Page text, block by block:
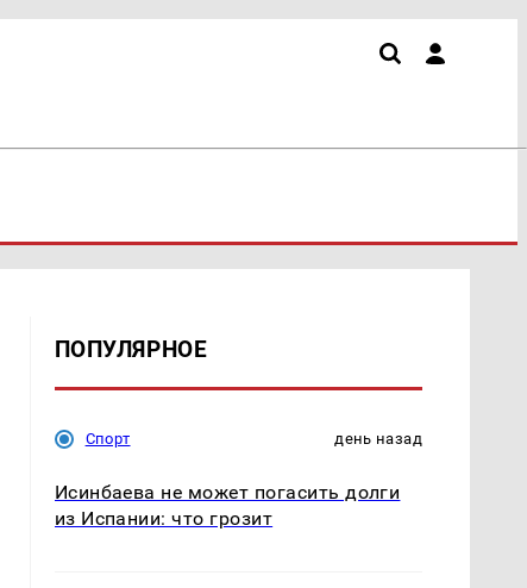
ПОПУЛЯРНОЕ
Спорт день назад
Исинбаева не может погасить долги
из Испании: что грозит